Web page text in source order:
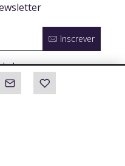
Inscrever